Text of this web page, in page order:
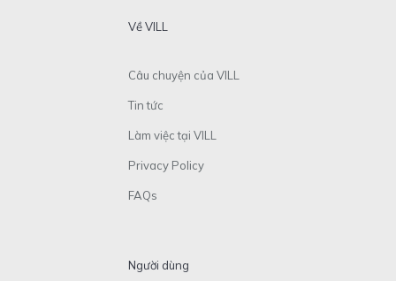
Về VILL
Câu chuyện của VILL
Tin tức
Làm việc tại VILL
Privacy Policy
FAQs
Người dùng